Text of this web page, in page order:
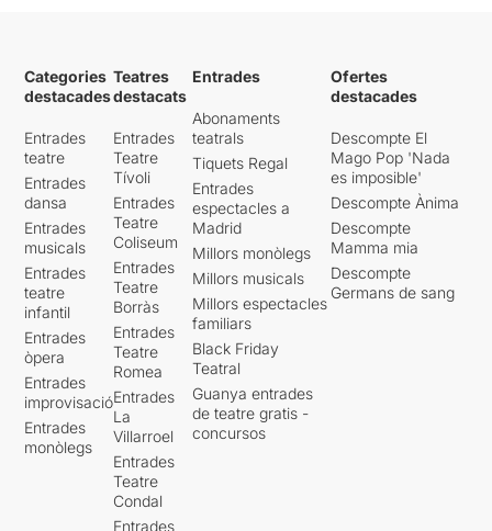
Categories
destacades
Entrades
teatre
Entrades
dansa
Entrades
musicals
Entrades
teatre
infantil
Entrades
òpera
Entrades
improvisació
Entrades
monòlegs
Teatres
destacats
Entrades
Teatre
Tívoli
Entrades
Teatre
Coliseum
Entrades
Teatre
Borràs
Entrades
Teatre
Romea
Entrades
La
Villarroel
Entrades
Teatre
Condal
Entrades
Entrades
Abonaments
teatrals
Tiquets Regal
Entrades
espectacles a
Madrid
Millors monòlegs
Millors musicals
Millors espectacles
familiars
Black Friday
Teatral
Guanya entrades
de teatre gratis -
concursos
Ofertes
destacades
Descompte El
Mago Pop 'Nada
es imposible'
Descompte Ànima
Descompte
Mamma mia
Descompte
Germans de sang